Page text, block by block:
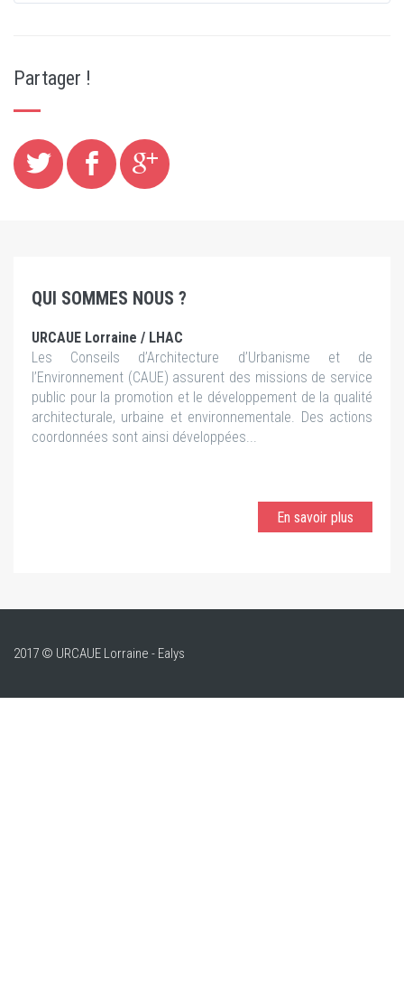
Partager !
QUI SOMMES NOUS ?
URCAUE Lorraine / LHAC
Les Conseils d’Architecture d’Urbanisme et de
l’Environnement (CAUE) assurent des missions de service
public pour la promotion et le développement de la qualité
architecturale, urbaine et environnementale. Des actions
coordonnées sont ainsi développées...
En savoir plus
2017 © URCAUE Lorraine - Ealys